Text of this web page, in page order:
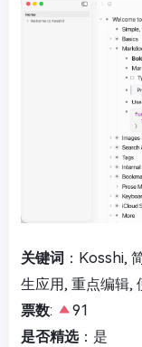
关键词 ：Kosshi,
生应用, 重点编辑,
票数:
91
是否精选：是